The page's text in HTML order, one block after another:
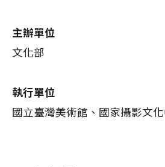
主辦單位
文化部
執行單位
國立臺灣美術館、國家攝影文